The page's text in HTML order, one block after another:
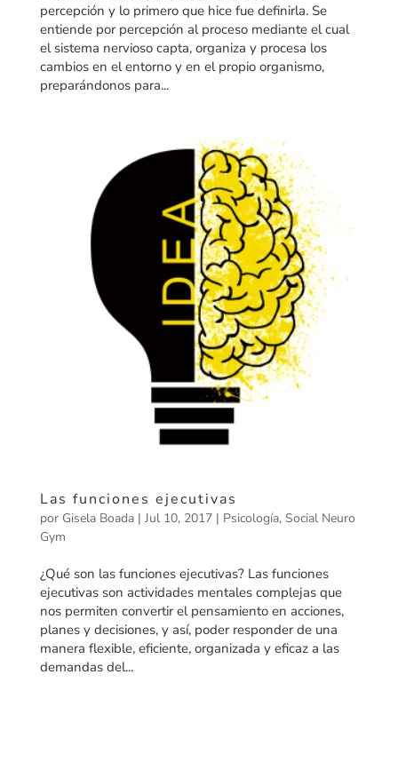
percepción y lo primero que hice fue definirla. Se
entiende por percepción al proceso mediante el cual
el sistema nervioso capta, organiza y procesa los
cambios en el entorno y en el propio organismo,
preparándonos para...
Las funciones ejecutivas
por Gisela Boada| Jul 10, 2017| Psicología, Social Neuro
Gym
¿Qué son las funciones ejecutivas? Las funciones
ejecutivas son actividades mentales complejas que
nos permiten convertir el pensamiento en acciones,
planes y decisiones, y así, poder responder de una
manera flexible, eficiente, organizada y eficaz a las
demandas del...